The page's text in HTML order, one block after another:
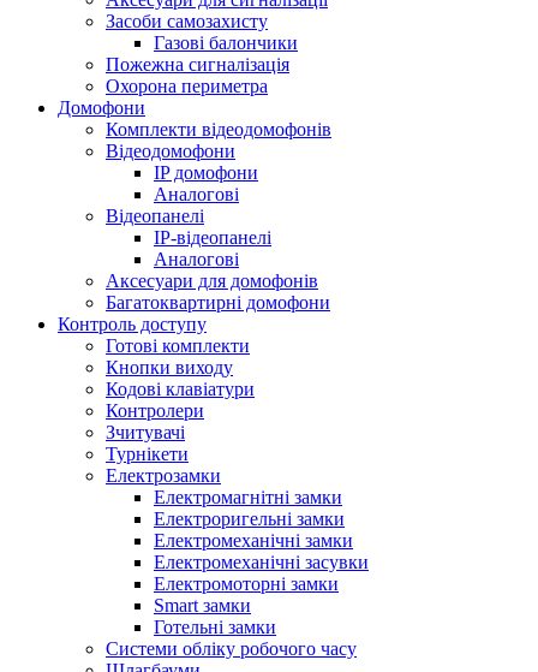
Засоби самозахисту
Газові балончики
Пожежна сигналізація
Охорона периметра
Домофони
Комплекти відеодомофонів
Відеодомофони
IP домофони
Аналогові
Відеопанелі
IP-відеопанелі
Аналогові
Аксесуари для домофонів
Багатоквартирні домофони
Контроль доступу
Готові комплекти
Кнопки виходу
Кодові клавіатури
Контролери
Зчитувачі
Турнікети
Електрозамки
Електромагнітні замки
Електроригельні замки
Електромеханічні замки
Електромеханічні засувки
Електромоторні замки
Smart замки
Готельні замки
Системи обліку робочого часу